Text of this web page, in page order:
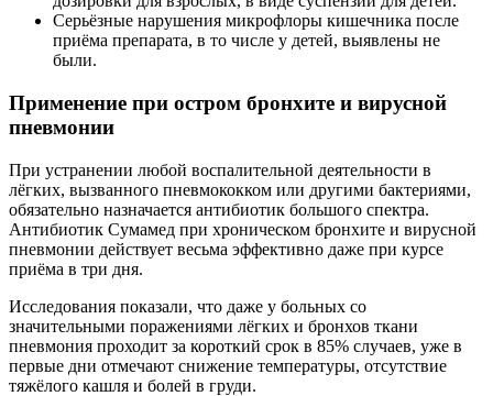
Серьёзные нарушения микрофлоры кишечника после
приёма препарата, в то числе у детей, выявлены не
были.
Применение при остром бронхите и вирусной
пневмонии
При устранении любой воспалительной деятельности в
лёгких, вызванного пневмококком или другими бактериями,
обязательно назначается антибиотик большого спектра.
Антибиотик Сумамед при хроническом бронхите и вирусной
пневмонии действует весьма эффективно даже при курсе
приёма в три дня.
Исследования показали, что даже у больных со
значительными поражениями лёгких и бронхов ткани
пневмония проходит за короткий срок в 85% случаев, уже в
первые дни отмечают снижение температуры, отсутствие
тяжёлого кашля и болей в груди.